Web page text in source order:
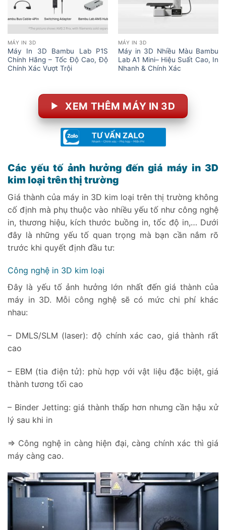
MÁY IN 3D
Máy In 3D Bambu Lab P1S
Chính Hãng – Tốc Độ Cao, Độ
Chính Xác Vượt Trội
MÁY IN 3D
Máy in 3D Nhiều Màu Bambu
Lab A1 Mini– Hiệu Suất Cao, In
Nhanh & Chính Xác
XEM THÊM MÁY IN 3D
Các yếu tố ảnh hưởng đến giá máy in 3D
kim loại trên thị trường
Giá thành của máy in 3D kim loại trên thị trường không
cố định mà phụ thuộc vào nhiều yếu tố như công nghệ
in, thương hiệu, kích thước buồng in, tốc độ in,… Dưới
đây là những yếu tố quan trọng mà bạn cần nắm rõ
trước khi quyết định đầu tư:
Công nghệ in 3D kim loại
Đây là yếu tố ảnh hưởng lớn nhất đến giá thành của
máy in 3D. Mỗi công nghệ sẽ có mức chi phí khác
nhau:
– DMLS/SLM (laser): độ chính xác cao, giá thành rất
cao
– EBM (tia điện tử): phù hợp với vật liệu đặc biệt, giá
thành tương tối cao
– Binder Jetting: giá thành thấp hơn nhưng cần hậu xử
lý sau khi in
=> Công nghệ in càng hiện đại, càng chính xác thì giá
máy càng cao.